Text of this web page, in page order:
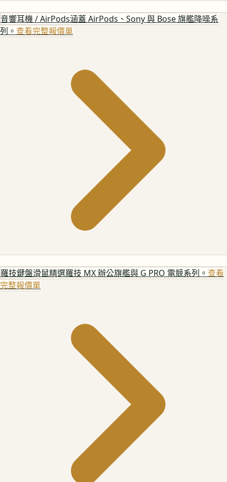
音響耳機 / AirPods涵蓋 AirPods、Sony 與 Bose 旗艦降噪系
列。 查看完整報價單
羅技鍵盤滑鼠精選羅技 MX 辦公旗艦與 G PRO 電競系列。 查看
完整報價單